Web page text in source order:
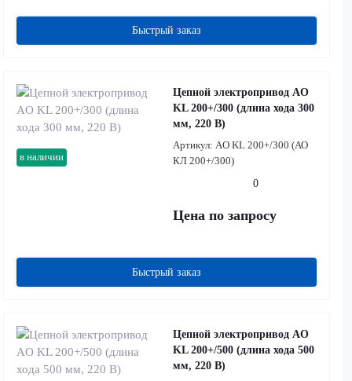
Быстрый заказ
в наличии
Цепной электропривод AO
KL 200+/300 (длина хода 300
мм, 220 В)
Артикул: AO KL 200+/300 (АО
КЛ 200+/300)
0
Цена по запросу
Быстрый заказ
Цепной электропривод AO
KL 200+/500 (длина хода 500
мм, 220 В)